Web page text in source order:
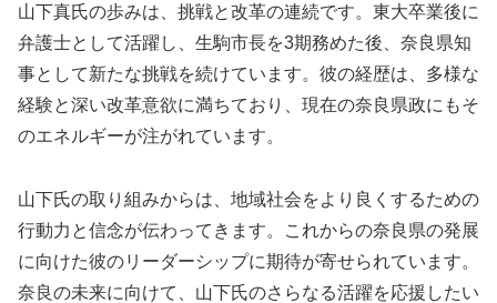
山下真氏の歩みは、挑戦と改革の連続です。東大卒業後に
弁護士として活躍し、生駒市長を3期務めた後、奈良県知
事として新たな挑戦を続けています。彼の経歴は、多様な
経験と深い改革意欲に満ちており、現在の奈良県政にもそ
のエネルギーが注がれています。
山下氏の取り組みからは、地域社会をより良くするための
行動力と信念が伝わってきます。これからの奈良県の発展
に向けた彼のリーダーシップに期待が寄せられています。
奈良の未来に向けて、山下氏のさらなる活躍を応援したい